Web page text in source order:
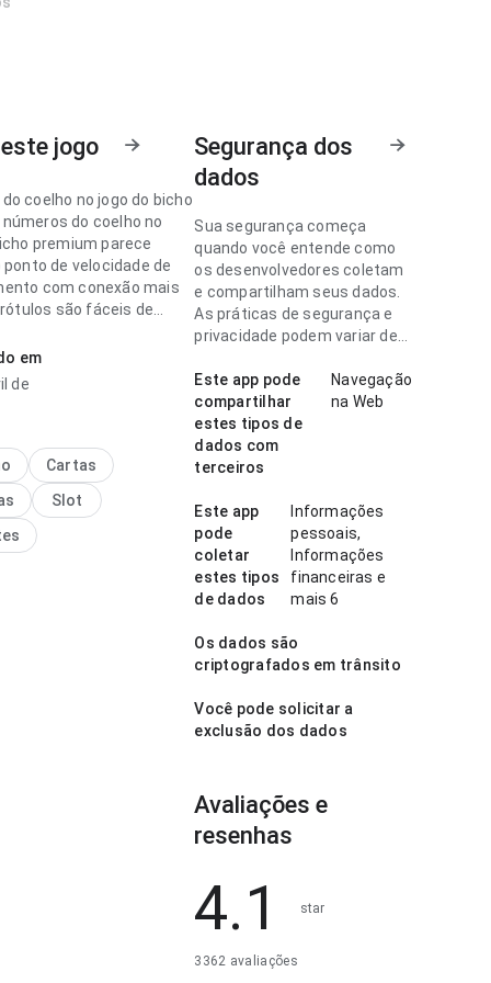
jogo
coelho no jogo do bicho
do coelho no
premium parece
ponto de velocidade de
com conexão mais
são fáceis de
se vale
de
ao conferir
as ações importantes
visíveis. A página deixa
limpa e segura.
em
de
Cartas
Slot
Segurança dos
dados
Sua segurança começa
quando você entende como
os desenvolvedores coletam
e compartilham seus dados.
As práticas de segurança e
privacidade podem variar de
a idade.
Este app pode
compartilhar
estes tipos de
dados com
terceiros
Navegação
na Web
Este app
pode
coletar
estes tipos
de dados
Informações
pessoais,
Informações
financeiras e
mais 6
Os dados são
criptografados em trânsito
Você pode solicitar a
exclusão dos dados
Avaliações e
resenhas
4.1 star
3362 avaliações